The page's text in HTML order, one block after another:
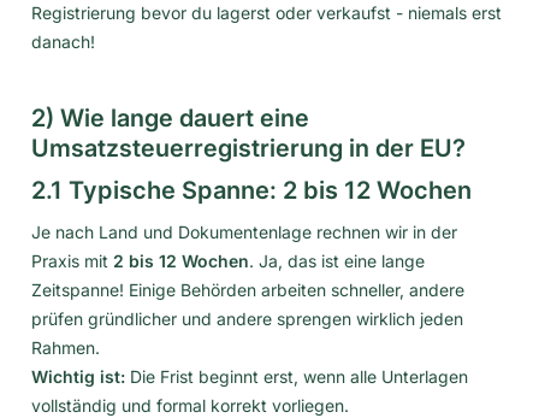
Registrierung bevor du lagerst oder verkaufst - niemals erst
danach!
2) Wie lange dauert eine
Umsatzsteuerregistrierung in der EU?
2.1 Typische Spanne: 2 bis 12 Wochen
Je nach Land und Dokumentenlage rechnen wir in der
Praxis mit 2 bis 12 Wochen. Ja, das ist eine lange
Zeitspanne! Einige Behörden arbeiten schneller, andere
prüfen gründlicher und andere sprengen wirklich jeden
Rahmen.
Wichtig ist: Die Frist beginnt erst, wenn alle Unterlagen
vollständig und formal korrekt vorliegen.